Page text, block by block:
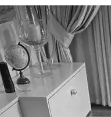
4.Alice Maggio
Nuovo
Lonato del Garda, 25017